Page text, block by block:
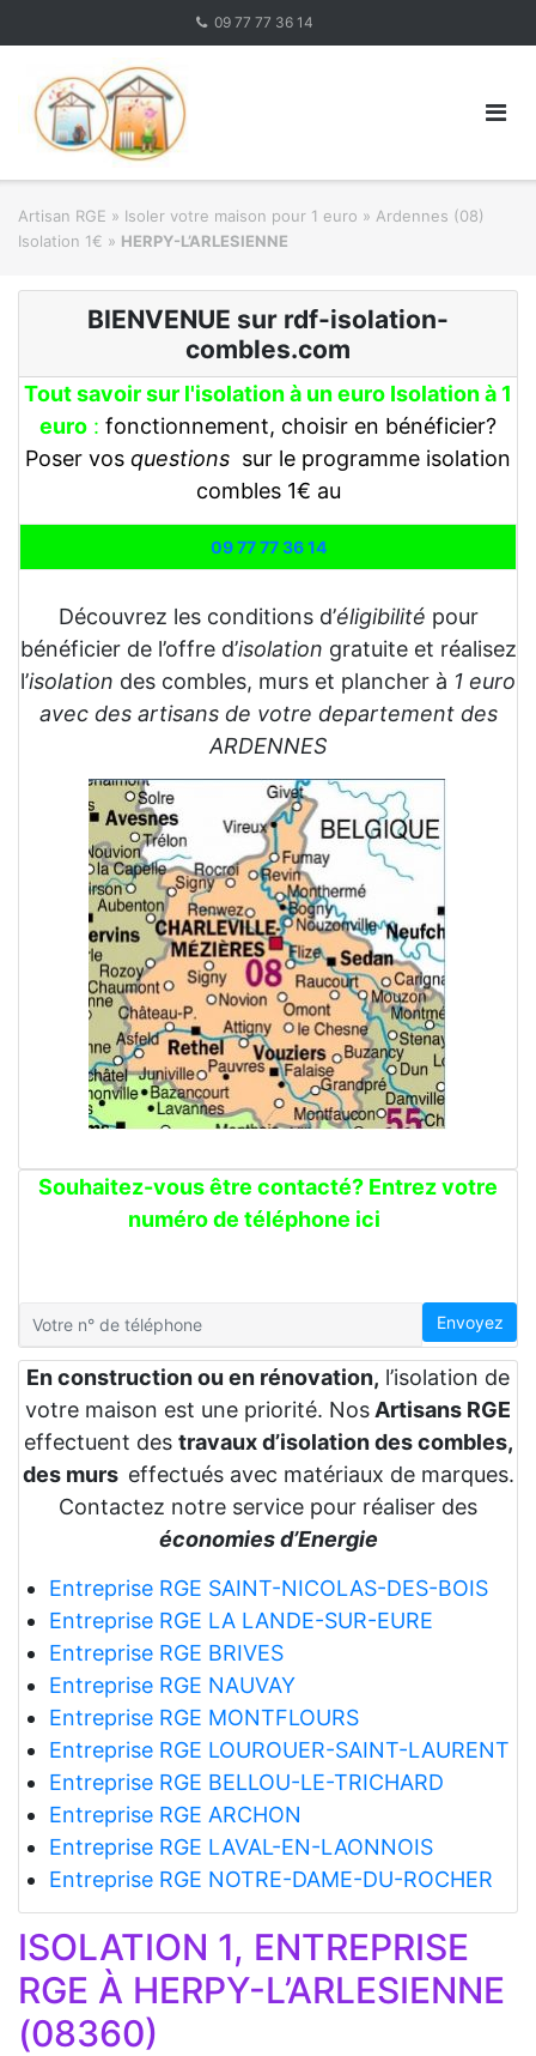
09 77 77 36 14
Artisan RGE » Isoler votre maison pour 1 euro » Ardennes (08)
Isolation 1€ » HERPY-L’ARLESIENNE
BIENVENUE sur rdf-isolation-
combles.com
Tout savoir sur l'isolation à un euro Isolation à 1
euro : fonctionnement, choisir en bénéficier?
Poser vos questions sur le programme isolation
combles 1€ au
09 77 77 36 14
Découvrez les conditions d’éligibilité pour
bénéficier de l’offre d’isolation gratuite et réalisez
l’isolation des combles, murs et plancher à 1 euro
avec des artisans de votre departement des
ARDENNES
Souhaitez-vous être contacté? Entrez votre
numéro de téléphone ici
Envoyez
En construction ou en rénovation, l’isolation de
votre maison est une priorité. Nos Artisans RGE
effectuent des travaux d’isolation des combles,
des murs effectués avec matériaux de marques.
Contactez notre service pour réaliser des
économies d’Energie
Entreprise RGE SAINT-NICOLAS-DES-BOIS
Entreprise RGE LA LANDE-SUR-EURE
Entreprise RGE BRIVES
Entreprise RGE NAUVAY
Entreprise RGE MONTFLOURS
Entreprise RGE LOUROUER-SAINT-LAURENT
Entreprise RGE BELLOU-LE-TRICHARD
Entreprise RGE ARCHON
Entreprise RGE LAVAL-EN-LAONNOIS
Entreprise RGE NOTRE-DAME-DU-ROCHER
ISOLATION 1, ENTREPRISE
RGE À HERPY-L’ARLESIENNE
(08360)